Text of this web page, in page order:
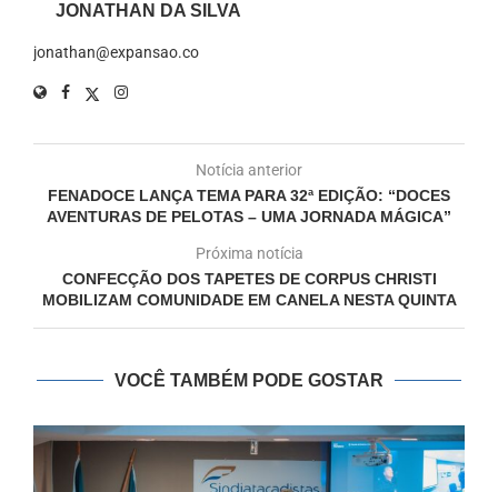
JONATHAN DA SILVA
jonathan@expansao.co
Notícia anterior
FENADOCE LANÇA TEMA PARA 32ª EDIÇÃO: “DOCES
AVENTURAS DE PELOTAS – UMA JORNADA MÁGICA”
Próxima notícia
CONFECÇÃO DOS TAPETES DE CORPUS CHRISTI
MOBILIZAM COMUNIDADE EM CANELA NESTA QUINTA
VOCÊ TAMBÉM PODE GOSTAR